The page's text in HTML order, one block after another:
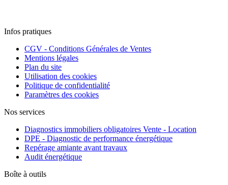
Infos pratiques
CGV - Conditions Générales de Ventes
Mentions légales
Plan du site
Utilisation des cookies
Politique de confidentialité
Paramètres des cookies
Nos services
Diagnostics immobiliers obligatoires Vente - Location
DPE - Diagnostic de performance énergétique
Repérage amiante avant travaux
Audit énergétique
Boîte à outils